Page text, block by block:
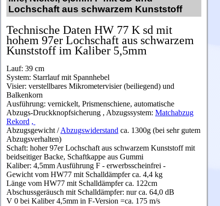
Lochschaft aus schwarzem Kunststoff
Technische Daten HW 77 K sd mit
hohem 97er Lochschaft aus schwarzem
Kunststoff im Kaliber 5,5mm
Lauf: 39 cm
System: Starrlauf mit Spannhebel
Visier: verstellbares Mikrometervisier (beiliegend) und
Balkenkorn
Ausführung: vernickelt, Prismenschiene, automatische
Abzugs-Druckknopfsicherung , Abzugssystem: Matchabzug
Rekord ,
Abzugsgewicht/Abzugswiderstand ca. 1300g (bei sehr gutem
Abzugsverhalten)
Schaft: hoher 97er Lochschaft aus schwarzem Kunststoff mit
beidseitiger Backe, Schaftkappe aus Gummi
Kaliber: 4,5mmAusführung F - erwerbsscheinfrei -
Gewicht vom HW77 mit Schalldämpfer ca. 4,4 kg
Länge vom HW77 mit Schalldämpfer ca. 122cm
Abschussgeräusch mit Schalldämpfer: nur ca. 64,0 dB
V 0 bei Kaliber 4,5mm in F-Version =ca. 175 m/s